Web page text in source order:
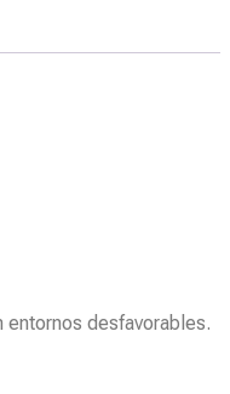
entornos desfavorables.